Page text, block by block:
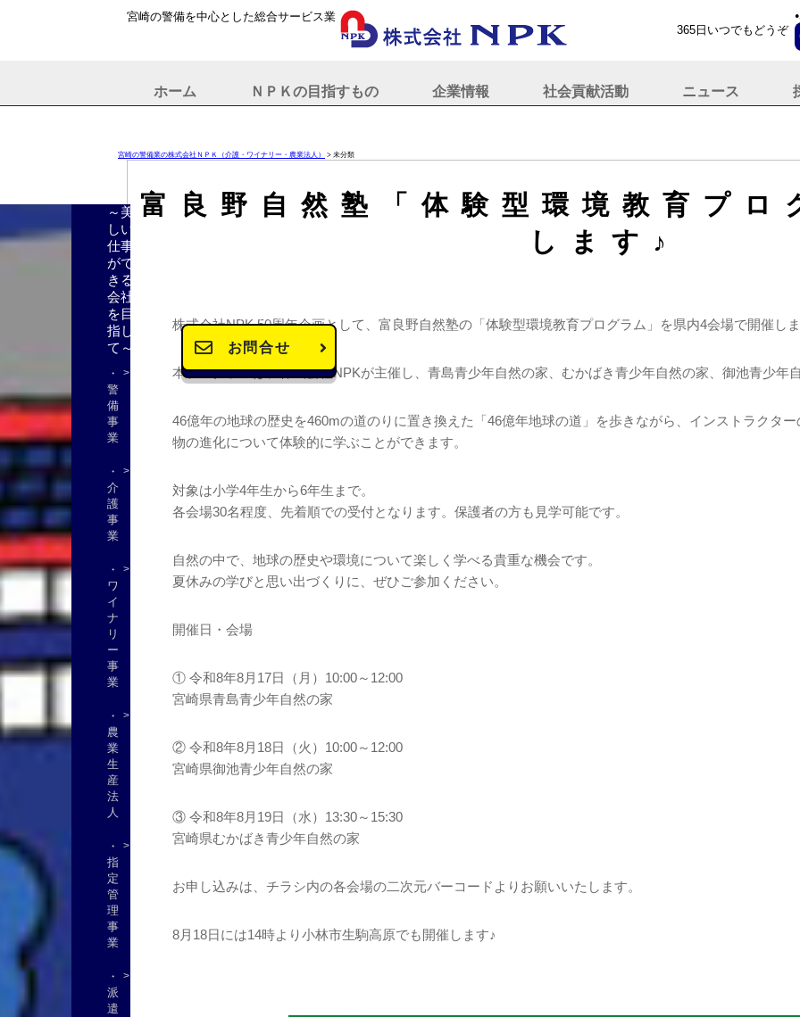
宮崎の警備を中心とした総合サービス業
365日いつでもどうぞ
ホーム ＮＰＫの目指すもの 企業情報 社会貢献活動 ニュース
宮崎の警備業の株式会社ＮＰＫ（介護・ワイナリー・農業法人） > 未分類
富良野自然塾「体験型環境教育プロ
します♪
株式会社NPK 50周年企画として、富良野自然塾の「体験型環境教育プログラム」を県内4会場で開催し
本プログラムは、株式会社NPKが主催し、青島青少年自然の家、むかばき青少年自然の家、御池青少年
46億年の地球の歴史を460mの道のりに置き換えた「46億年地球の道」を歩きながら、インストラクタ
物の進化について体験的に学ぶことができます。
対象は小学4年生から6年生まで。
各会場30名程度、先着順での受付となります。保護者の方も見学可能です。
自然の中で、地球の歴史や環境について楽しく学べる貴重な機会です。
夏休みの学びと思い出づくりに、ぜひご参加ください。
開催日・会場
① 令和8年8月17日（月）10:00～12:00
宮崎県青島青少年自然の家
② 令和8年8月18日（火）10:00～12:00
宮崎県御池青少年自然の家
③ 令和8年8月19日（水）13:30～15:30
宮崎県むかばき青少年自然の家
お申し込みは、チラシ内の各会場の二次元バーコードよりお願いいたします。
8月18日には14時より小林市生駒高原でも開催します♪
お問合せ
～美
しい
仕事
がで
きる
会社
を目
指し
て～
・
警
備
事
業
・
介
護
事
業
・
ワ
イ
ナ
リ
ー
事
業
・
農
業
生
産
法
人
・
指
定
管
理
事
業
・
派
遣